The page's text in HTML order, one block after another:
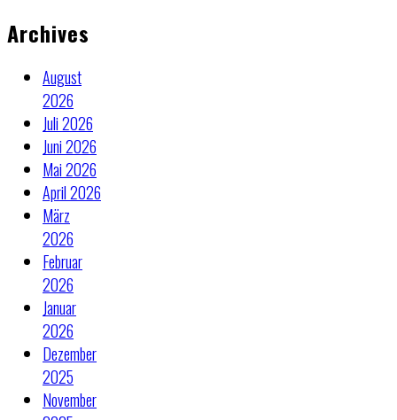
Archives
August
2026
Juli 2026
Juni 2026
Mai 2026
April 2026
März
2026
Februar
2026
Januar
2026
Dezember
2025
November